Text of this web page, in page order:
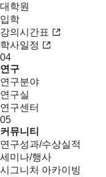
대학원
입학
강의시간표
학사일정
04
연구
연구분야
연구실
연구센터
05
커뮤니티
연구성과/수상실적
세미나/행사
시그니처 아카이빙